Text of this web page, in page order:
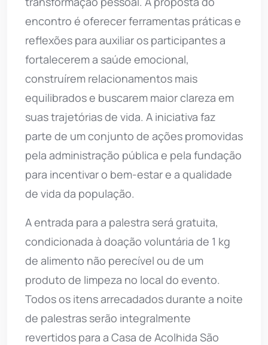
encontro é oferecer ferramentas práticas e
reflexões para auxiliar os participantes a
fortalecerem a saúde emocional,
construírem relacionamentos mais
equilibrados e buscarem maior clareza em
suas trajetórias de vida. A iniciativa faz
parte de um conjunto de ações promovidas
pela administração pública e pela fundação
para incentivar o bem-estar e a qualidade
de vida da população.
A entrada para a palestra será gratuita,
condicionada à doação voluntária de 1 kg
de alimento não perecível ou de um
produto de limpeza no local do evento.
Todos os itens arrecadados durante a noite
de palestras serão integralmente
revertidos para a Casa de Acolhida São